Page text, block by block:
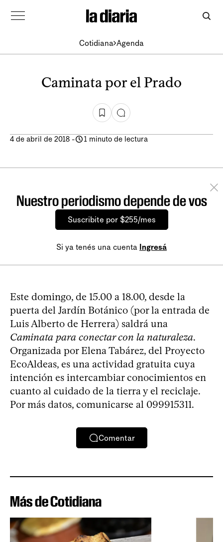
Cotidiana Agenda
Caminata por el Prado
4 de abril de 2018 - 1 minuto de lectura
Nuestro periodismo depende de vos
Suscribite por $255/mes
Si ya tenés una cuenta Ingresá
Este domingo, de 15.00 a 18.00, desde la
puerta del Jardín Botánico (por la entrada de
Luis Alberto de Herrera) saldrá una
Caminata para conectar con la naturaleza.
Organizada por Elena Tabárez, del Proyecto
EcoAldeas, es una actividad gratuita cuya
intención es intercambiar conocimientos en
cuanto al cuidado de la tierra y el reciclaje.
Por más datos, comunicarse al 099915311.
Comentar
Más de Cotidiana